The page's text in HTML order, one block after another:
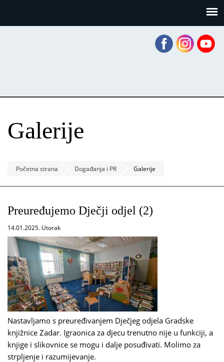
Galerije
Početna strana Događanja i PR Galerije
Preuređujemo Dječji odjel (2)
14.01.2025. Utorak
Nastavljamo s preuređivanjem Dječjeg odjela Gradske
knjižnice Zadar. Igraonica za djecu trenutno nije u funkciji, a
knjige i slikovnice se mogu i dalje posuđivati. Molimo za
strpljenje i razumijevanje.